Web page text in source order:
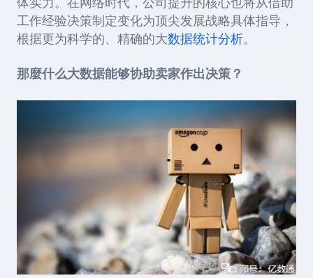
体实力。在网络时代，公司提升的核心也将从借助
工作经验决策制定变化为顶尖发展战略具体指导，
根据更为科学的、精确的大数据统计分析。
那麼什么大数据能够协助卖家作出决策？